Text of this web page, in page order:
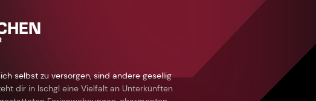
selbst zu versorgen, sind andere gesellig
dir in Ischgl eine Vielfalt an Unterkünften